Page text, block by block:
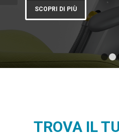
TROVA IL